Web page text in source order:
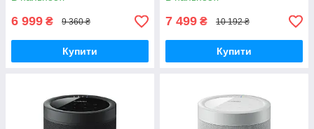
6 999 ₴ 9 360 ₴
Купити
7 499 ₴ 10 192 ₴
Купити